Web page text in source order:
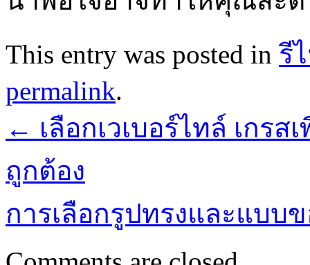
This entry was posted inรี
permalink.
← เลือกเวเบอร์ไทล์ เก
ถูกต้อง
การเลือกรูปทรงและแบบ